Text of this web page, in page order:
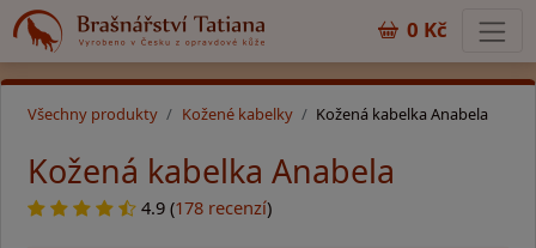
0 Kč
Všechny produkty Kožené kabelky Kožená kabelka Anabela
Kožená kabelka Anabela
4.9 (178 recenzí)